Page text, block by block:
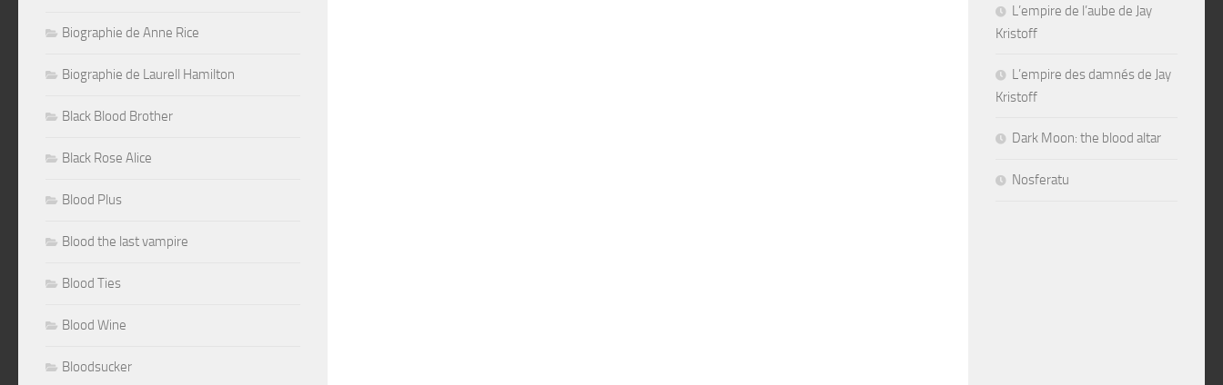
Biographie de Anne Rice
Biographie de Laurell Hamilton
Black Blood Brother
Black Rose Alice
Blood Plus
Blood the last vampire
Blood Ties
Blood Wine
Bloodsucker
L’empire de l’aube de Jay
Kristoff
L’empire des damnés de Jay
Kristoff
Dark Moon: the blood altar
Nosferatu